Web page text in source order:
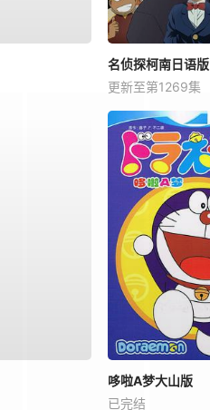
名侦探柯南日语版
更新至第1269集
哆啦A梦大山版
已完结